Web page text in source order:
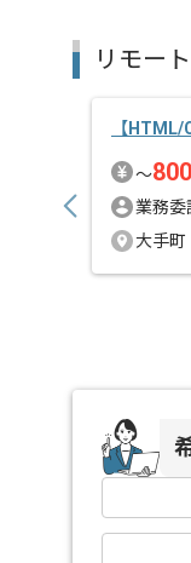
リモー
【
〜
業務委
大手町